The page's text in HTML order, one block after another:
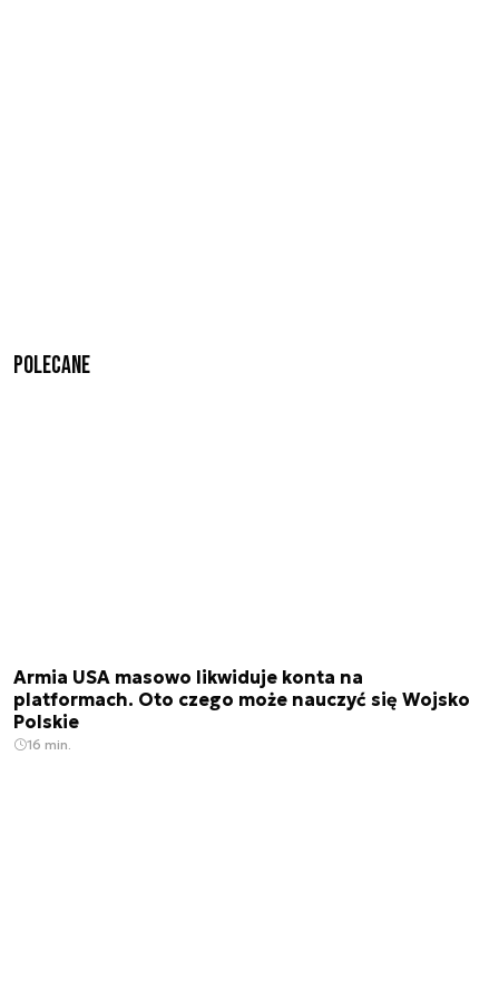
Polecane
Armia USA masowo likwiduje konta na
platformach. Oto czego może nauczyć się Wojsko
Polskie
16 min.